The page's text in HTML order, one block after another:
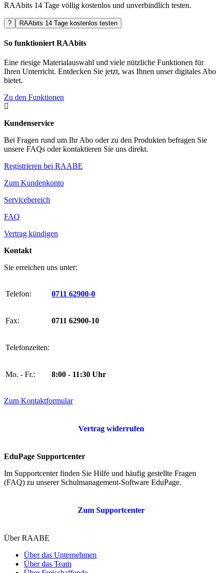
RAAbits 14 Tage völlig kostenlos und unverbindlich testen.
? RAAbits 14 Tage kostenlos testen
So funktioniert RAAbits
Eine riesige Materialauswahl und viele nützliche Funktionen für
Ihren Unterricht. Entdecken Sie jetzt, was Ihnen unser digitales Abo
bietet.
Zu den Funktionen

Kundenservice
Bei Fragen rund um Ihr Abo oder zu den Produkten befragen Sie
unsere FAQs oder kontaktieren Sie uns direkt.
Registrieren bei RAABE
Zum Kundenkonto
Servicebereich
FAQ
Vertrag kündigen
Kontakt
Sie erreichen uns unter:
Telefon: 0711 62900-0
Fax: 0711 62900-10
Telefonzeiten:
Mo. - Fr.: 8:00 - 11:30 Uhr
Zum Kontaktformular
Vertrag widerrufen
EduPage Supportcenter
Im Supportcenter finden Sie Hilfe und häufig gestellte Fragen
(FAQ) zu unserer Schulmanagement-Software EduPage.
Zum Supportcenter
Über RAABE
Über das Unternehmen
Über das Team